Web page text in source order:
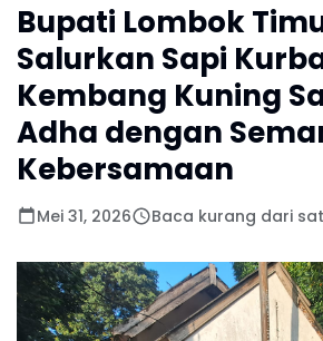
Bupati Lombok
Salurkan Sapi
Kembang Kuning
Adha dengan
Kebersamaan
Mei 31, 2026 Baca kurang dari